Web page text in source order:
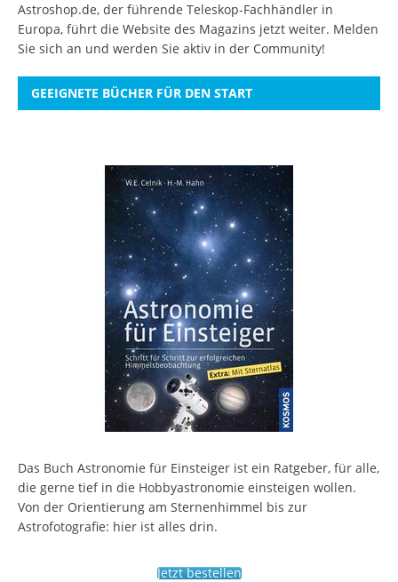
Astroshop.de, der führende Teleskop-Fachhändler in
Europa, führt die Website des Magazins jetzt weiter. Melden
Sie sich an und werden Sie aktiv in der Community!
GEEIGNETE BÜCHER FÜR DEN START
Das Buch Astronomie für Einsteiger ist ein Ratgeber, für alle,
die gerne tief in die Hobbyastronomie einsteigen wollen.
Von der Orientierung am Sternenhimmel bis zur
Astrofotografie: hier ist alles drin.
Jetzt bestellen